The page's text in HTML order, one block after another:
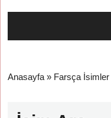
Anasayfa » Farsça İsimler